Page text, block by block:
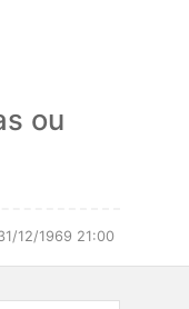
ou
12/1969 21:00